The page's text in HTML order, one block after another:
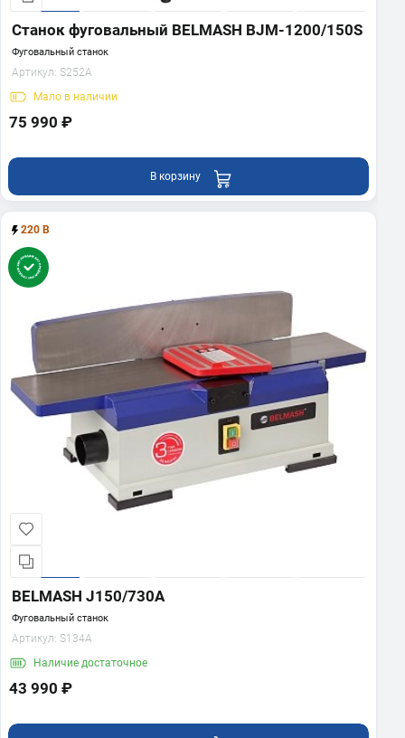
Станок фуговальный BELMASH BJM-1200/150S
Фуговальный станок
Артикул: S252A
Мало в наличии
75 990 ₽
В корзину
220 В
BELMASH J150/730A
Фуговальный станок
Артикул: S134A
Наличие достаточное
43 990 ₽